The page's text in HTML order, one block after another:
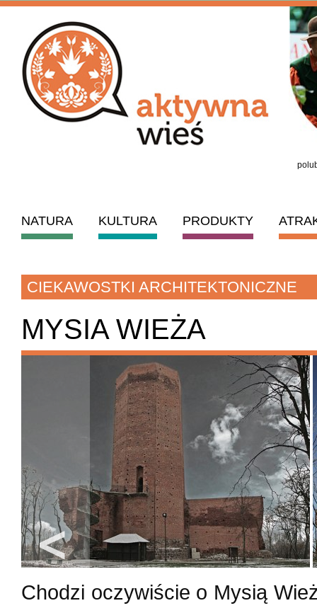
NATURA KULTURA PRODUKTY
CIEKAWOSTKI ARCHITEKTONICZNE
MYSIA WIEŻA
Chodzi oczywiście o Mysią